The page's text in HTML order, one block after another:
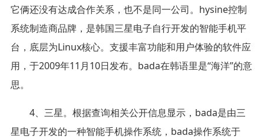
它俩还没有达成合作关系，也不是同一公司。hysine控制
系统制造商品牌，是韩国三星电子自行开发的智能手机平
台，底层为Linux核心。支援丰富功能和用户体验的软件应
用，于2009年11月10日发布。bada在韩语里是“海洋”的意
思。
4、三星。根据查询相关公开信息显示，bada是由三
星电子开发的一种智能手机操作系统，bada操作系统于